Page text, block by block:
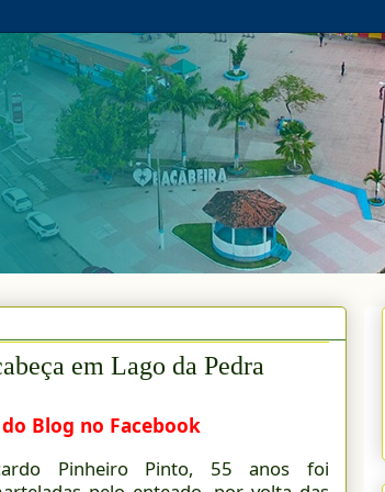
em Lago da Pedra
Blog no Facebook
Pinheiro Pinto, 55 anos foi